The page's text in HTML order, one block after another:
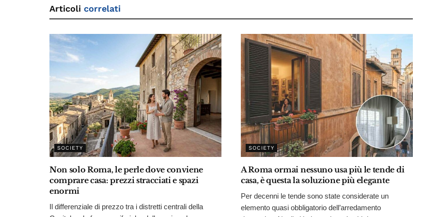
Articoli correlati
SOCIETY
Non solo Roma, le perle dove conviene
comprare casa: prezzi stracciati e spazi
enormi
Il differenziale di prezzo tra i distretti centrali della
SOCIETY
A Roma ormai nessuno usa più le tende di
casa, è questa la soluzione più elegante
Per decenni le tende sono state considerate un
elemento quasi obbligatorio dell’arredamento